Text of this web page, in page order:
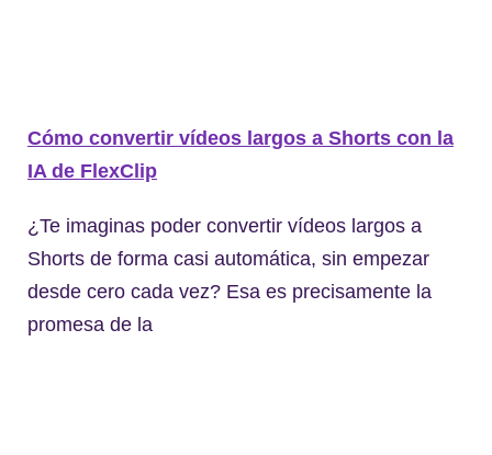
Cómo convertir vídeos largos a Shorts con la
IA de FlexClip
¿Te imaginas poder convertir vídeos largos a
Shorts de forma casi automática, sin empezar
desde cero cada vez? Esa es precisamente la
promesa de la